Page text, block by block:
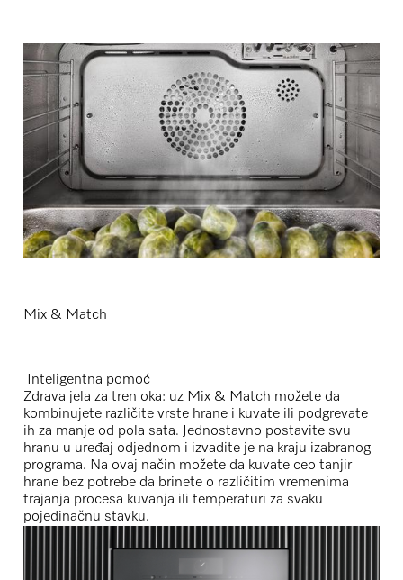
Mix & Match
Inteligentna pomoć
Zdrava jela za tren oka: uz Mix & Match možete da
kombinujete različite vrste hrane i kuvate ili podgrevate
ih za manje od pola sata. Jednostavno postavite svu
hranu u uređaj odjednom i izvadite je na kraju izabranog
programa. Na ovaj način možete da kuvate ceo tanjir
hrane bez potrebe da brinete o različitim vremenima
trajanja procesa kuvanja ili temperaturi za svaku
pojedinačnu stavku.